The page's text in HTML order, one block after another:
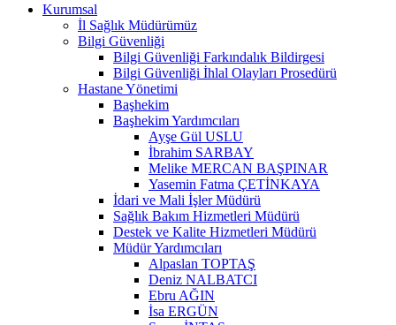
Kurumsal
İl Sağlık Müdürümüz
Bilgi Güvenliği
Bilgi Güvenliği Farkındalık Bildirgesi
Bilgi Güvenliği İhlal Olayları Prosedürü
Hastane Yönetimi
Başhekim
Başhekim Yardımcıları
Ayşe Gül USLU
İbrahim SARBAY
Melike MERCAN BAŞPINAR
Yasemin Fatma ÇETİNKAYA
İdari ve Mali İşler Müdürü
Sağlık Bakım Hizmetleri Müdürü
Destek ve Kalite Hizmetleri Müdürü
Müdür Yardımcıları
Alpaslan TOPTAŞ
Deniz NALBATCI
Ebru AĞIN
İsa ERGÜN